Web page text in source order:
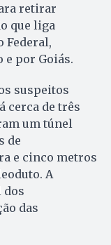
retirar
que liga
Federal,
por Goiás.
suspeitos
cerca de três
um túnel
de
e cinco metros
A
dos
das